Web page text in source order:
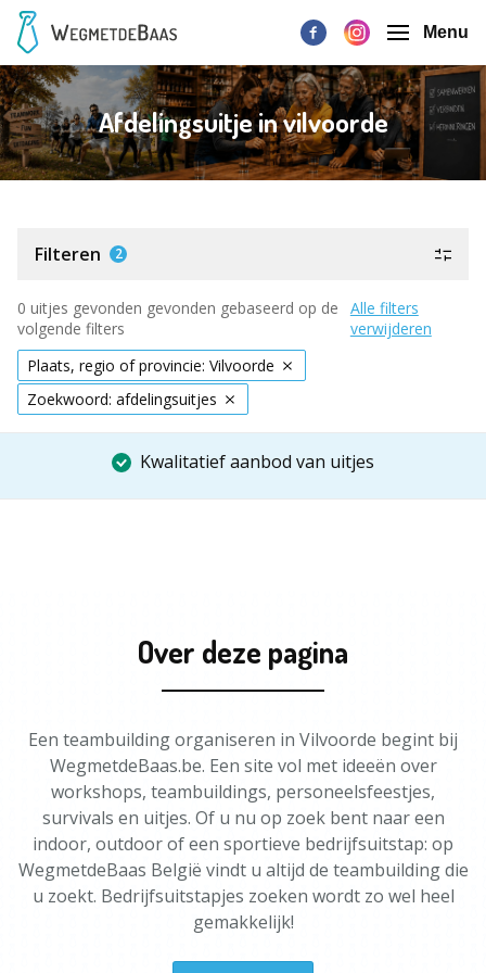
Menu
Afdelingsuitje in vilvoorde
Filteren 2
0 uitjes gevonden gevonden gebaseerd op de
volgende filters
Alle filters
verwijderen
Plaats, regio of provincie: Vilvoorde
Zoekwoord: afdelingsuitjes
Kwalitatief aanbod van uitjes
Over deze pagina
Een teambuilding organiseren in Vilvoorde begint bij
WegmetdeBaas.be. Een site vol met ideeën over
workshops, teambuildings, personeelsfeestjes,
survivals en uitjes. Of u nu op zoek bent naar een
indoor, outdoor of een sportieve bedrijfsuitstap: op
WegmetdeBaas België vindt u altijd de teambuilding die
u zoekt. Bedrijfsuitstapjes zoeken wordt zo wel heel
gemakkelijk!